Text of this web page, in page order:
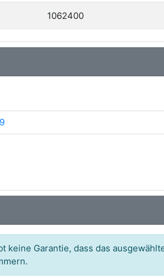
1062400
Garantie, dass das